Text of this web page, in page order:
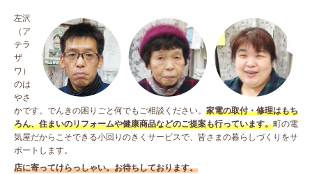
左沢
（ア
テラ
ザ
ワ）
のは
やさ
かです。でんきの困りごと何でもご相談ください。 家電の取付・修理はもち
ろん、住まいのリフォームや健康商品などのご提案も行っています。町の電
気屋だからこそできる小回りのきくサービスで、皆さまの暮らしづくりをサ
ポートします。
店に寄ってけらっしゃい。お待ちしております。